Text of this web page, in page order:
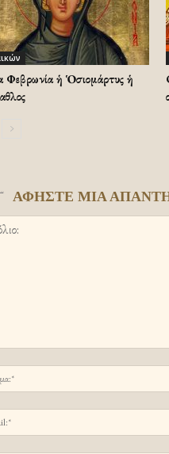
Φεβρωνία ἡ Ὁσιομάρτυς ἡ
ΑΦΗΣΤΕ ΜΙΑ